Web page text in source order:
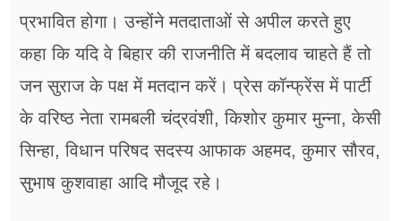
प्रभावित होगा। उन्होंने मतदाताओं से अपील करते हुए
कहा कि यदि वे बिहार की राजनीति में बदलाव चाहते हैं तो
जन सुराज के पक्ष में मतदान करें। प्रेस कॉन्फ्रेंस में पार्टी
के वरिष्ठ नेता रामबली चंद्रवंशी, किशोर कुमार मुन्ना, केसी
सिन्हा, विधान परिषद सदस्य आफाक अहमद, कुमार सौरव,
सुभाष कुशवाहा आदि मौजूद रहे।